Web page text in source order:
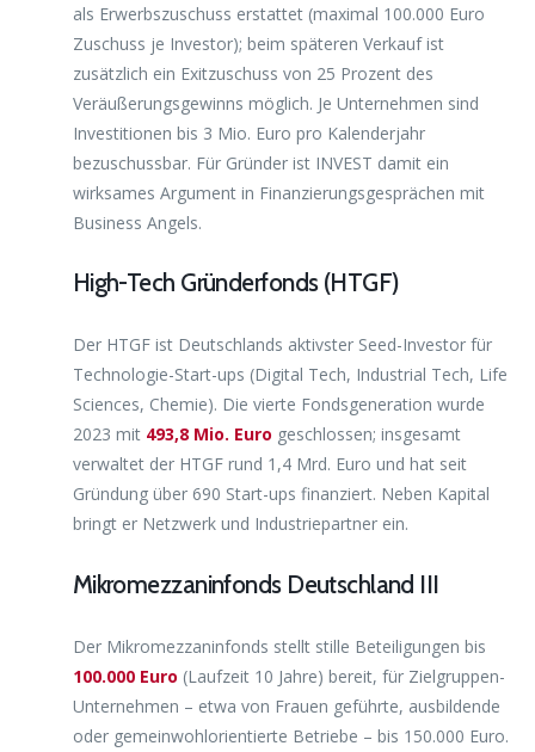
als Erwerbszuschuss erstattet (maximal 100.000 Euro
Zuschuss je Investor); beim späteren Verkauf ist
zusätzlich ein Exitzuschuss von 25 Prozent des
Veräußerungsgewinns möglich. Je Unternehmen sind
Investitionen bis 3 Mio. Euro pro Kalenderjahr
bezuschussbar. Für Gründer ist INVEST damit ein
wirksames Argument in Finanzierungsgesprächen mit
Business Angels.
High-Tech Gründerfonds (HTGF)
Der HTGF ist Deutschlands aktivster Seed-Investor für
Technologie-Start-ups (Digital Tech, Industrial Tech, Life
Sciences, Chemie). Die vierte Fondsgeneration wurde
2023 mit 493,8 Mio. Euro geschlossen; insgesamt
verwaltet der HTGF rund 1,4 Mrd. Euro und hat seit
Gründung über 690 Start-ups finanziert. Neben Kapital
bringt er Netzwerk und Industriepartner ein.
Mikromezzaninfonds Deutschland III
Der Mikromezzaninfonds stellt stille Beteiligungen bis
100.000 Euro (Laufzeit 10 Jahre) bereit, für Zielgruppen-
Unternehmen – etwa von Frauen geführte, ausbildende
oder gemeinwohlorientierte Betriebe – bis 150.000 Euro.